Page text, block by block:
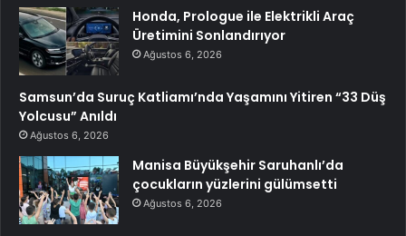
Honda, Prologue ile Elektrikli Araç
Üretimini Sonlandırıyor
Ağustos 6, 2026
Samsun’da Suruç Katliamı’nda Yaşamını Yitiren “33 Düş
Yolcusu” Anıldı
Ağustos 6, 2026
Manisa Büyükşehir Saruhanlı’da
çocukların yüzlerini gülümsetti
Ağustos 6, 2026